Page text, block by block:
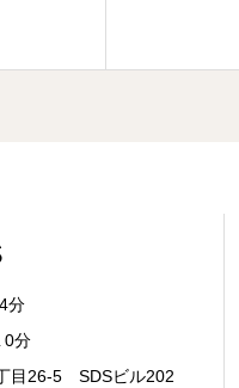
分
0分
目26-5 SDSビル202